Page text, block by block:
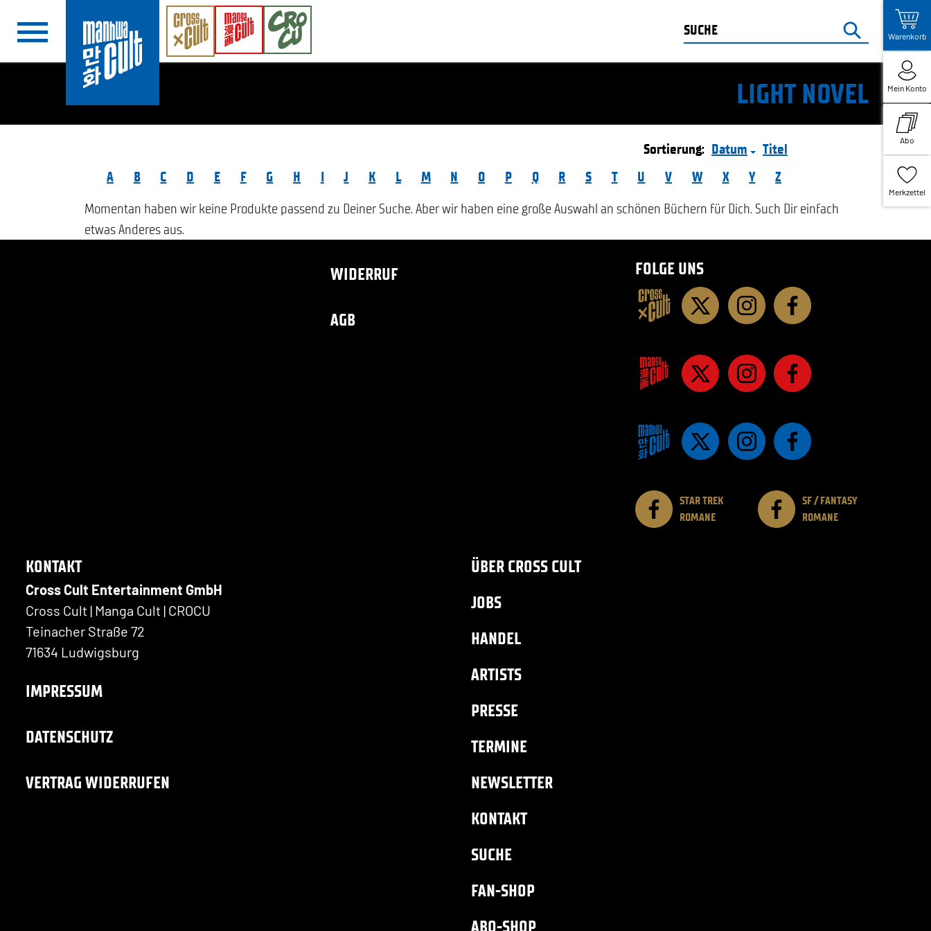
Warenkorb
Mein Konto
Abo
Merkzettel
LIGHT NOVEL
Sortierung: Datum
Titel
A
B C D E F G H I J K L M N O P Q R S T U V W X Y
Z
Momentan haben wir keine Produkte passend zu Deiner Suche. Aber wir haben eine große Auswahl an schönen Büchern für Dich. Such Dir einfach
etwas Anderes aus.
WIDERRUF
AGB
FOLGE UNS
STAR TREK
ROMANE
SF / FANTASY
ROMANE
KONTAKT
Cross Cult Entertainment GmbH
Cross Cult | Manga Cult | CROCU
Teinacher Straße 72
71634 Ludwigsburg
IMPRESSUM
DATENSCHUTZ
VERTRAG WIDERRUFEN
ÜBER CROSS CULT
JOBS
HANDEL
ARTISTS
PRESSE
TERMINE
NEWSLETTER
KONTAKT
SUCHE
FAN-SHOP
ABO-SHOP